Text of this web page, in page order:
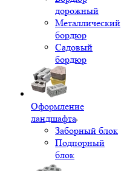
дорожный
Металлический
бордюр
Садовый
бордюр
Оформление
ландшафта
Заборный блок
Подпорный
блок